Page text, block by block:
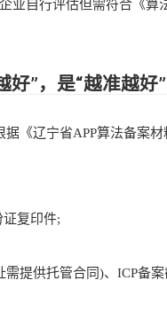
自行评估但需符合《算
”，是“越准越好”
《辽宁省APP算法备案材
复印件;
提供托管合同)、ICP备案